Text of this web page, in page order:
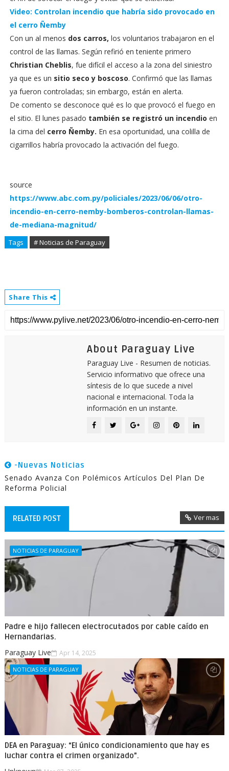
Video: Controlan incendio que habría sido provocado en
el cerro Ñemby
Con un al menos dos carros, los voluntarios trabajaron en el
control de las llamas. Según refirió en teniente primero
Christian Cheblis, fue difícil el acceso a la zona del siniestro
ya que es un sitio seco y boscoso. Confirmó que las llamas
ya fueron controladas; sin embargo, están en alerta.
De comento se desconoce qué es lo que provocó el fuego en
el sitio. El lunes pasado también se registró un incendio en
la cima del cerro Ñemby. En esa oportunidad, una colilla de
cigarrillos habría provocado la activación del fuego.
source
https://www.abc.com.py/policiales/2023/06/06/otro-
incendio-en-cerro-nemby-bomberos-controlan-llamas-
de-mediana-magnitud/
Tags # Noticias de Paraguay
Share This
About Paraguay Live
Paraguay Live - Resumen de noticias.
Servicio informativo que ofrece una
síntesis de lo que sucede a nivel
nacional e internacional. Toda la
información en un instante.
-Nuevas Noticias
Senado Avanza Con Polémicos Artículos Del Plan De
Reforma Policial
RELATED POST Ver mas
NOTICIAS DE PARAGUAY
Padre e hijo fallecen electrocutados por cable caído en
Hernandarias.
Paraguay Live Apr 14, 2025
NOTICIAS DE PARAGUAY
DEA en Paraguay: “El único condicionamiento que hay es
luchar contra el crimen organizado”.